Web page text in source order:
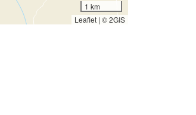
1 km
Leaflet | © 2GIS